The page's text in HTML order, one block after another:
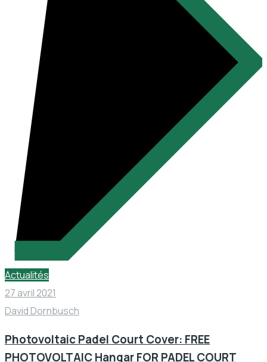
Actualités
27 avril 2021
David Dornbusch
Photovoltaic Padel Court Cover: FREE
PHOTOVOLTAIC Hangar FOR PADEL COURT